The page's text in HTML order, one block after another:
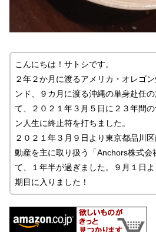
こんにちは！サトシです。
２年２か月に渡るアメリカ・オレゴ
ンド、９カ月に渡る沖縄の単身赴任の
て、２０２１年３月５日に２３年間
ン人生に終止符を打ちました。
２０２１年３月９日より東京都品川
動産を主に取り扱う「Anchors株式会
て、１年半が過ぎました。９月１日よ
期目に入りました！